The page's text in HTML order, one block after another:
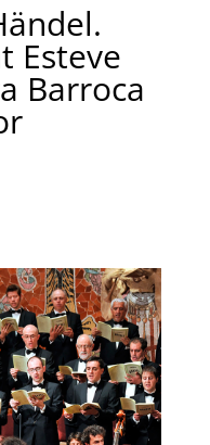
Esteve
Barroca